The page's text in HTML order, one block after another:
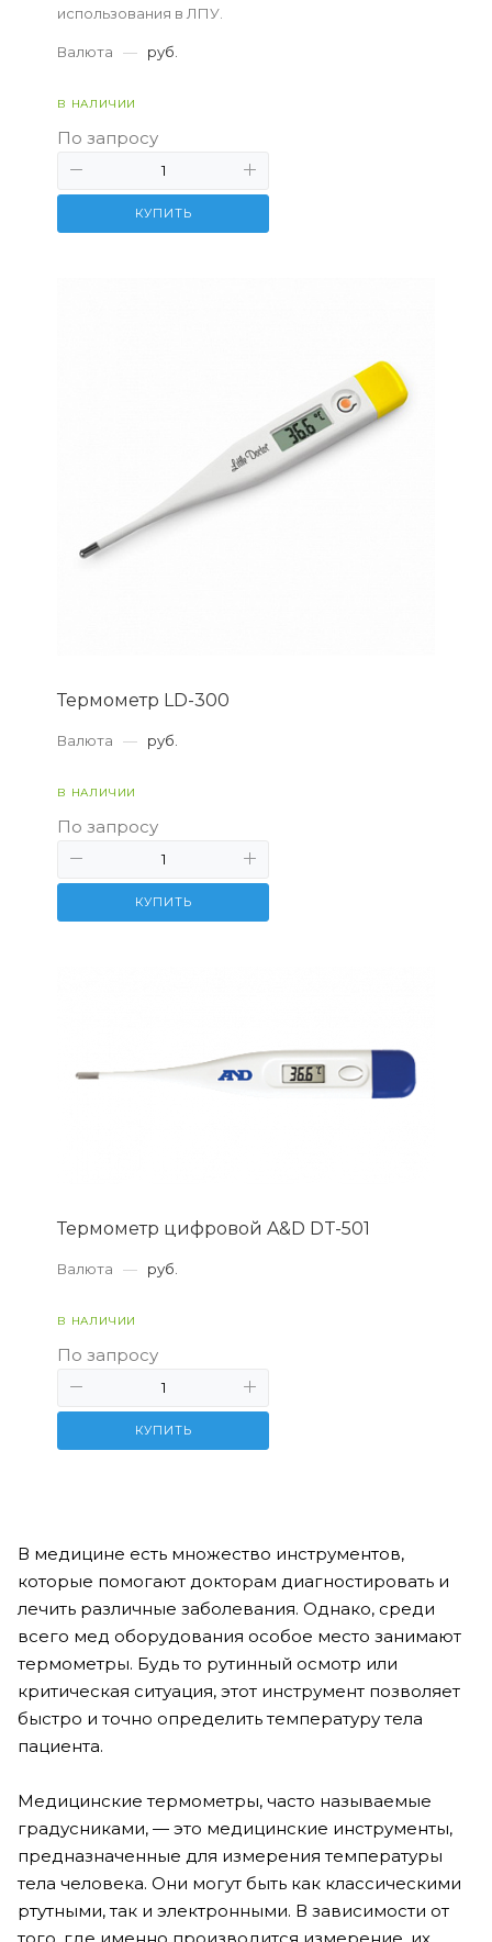
использования в ЛПУ.
Валюта — руб.
В НАЛИЧИИ
По запросу
КУПИТЬ
Термометр LD-300
Валюта — руб.
В НАЛИЧИИ
По запросу
КУПИТЬ
Термометр цифровой A&D DT-501
Валюта — руб.
В НАЛИЧИИ
По запросу
КУПИТЬ
В медицине есть множество инструментов,
которые помогают докторам диагностировать и
лечить различные заболевания. Однако, среди
всего мед оборудования особое место занимают
термометры. Будь то рутинный осмотр или
критическая ситуация, этот инструмент позволяет
быстро и точно определить температуру тела
пациента.
Медицинские термометры, часто называемые
градусниками, — это медицинские инструменты,
предназначенные для измерения температуры
тела человека. Они могут быть как классическими
ртутными, так и электронными. В зависимости от